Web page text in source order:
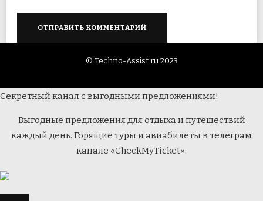
© Techno-Assist.ru 2023
Секретный канал с выгодными предложениями!
Выгодные предложения для отдыха и путешествий
каждый день. Горящие туры и авиабилеты в телеграм
канале «CheckMyTicket».